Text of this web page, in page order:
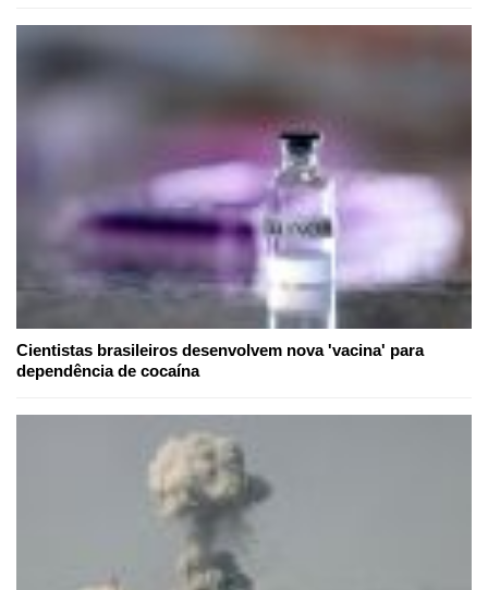
Cientistas brasileiros desenvolvem nova 'vacina' para
dependência de cocaína